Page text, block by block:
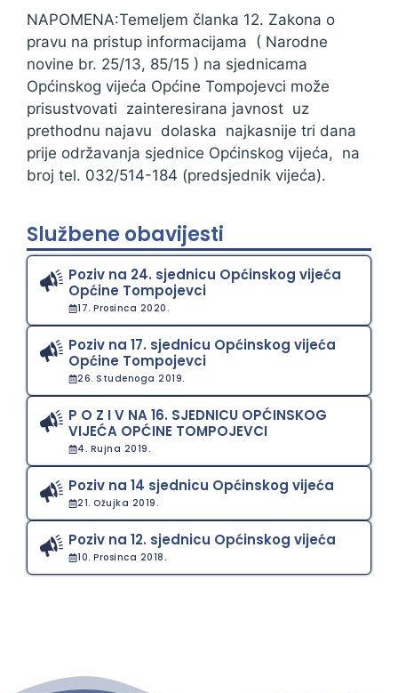
NAPOMENA:Temeljem članka 12. Zakona o
pravu na pristup informacijama ( Narodne
novine br. 25/13, 85/15 ) na sjednicama
Općinskog vijeća Općine Tompojevci može
prisustvovati zainteresirana javnost uz
prethodnu najavu dolaska najkasnije tri dana
prije održavanja sjednice Općinskog vijeća, na
broj tel. 032/514-184 (predsjednik vijeća).
Službene obavijesti
Poziv na 24. sjednicu Općinskog vijeća
Općine Tompojevci
17. Prosinca 2020.
Poziv na 17. sjednicu Općinskog vijeća
Općine Tompojevci
26. Studenoga 2019.
P O Z I V NA 16. SJEDNICU OPĆINSKOG
VIJEĆA OPĆINE TOMPOJEVCI
4. Rujna 2019.
Poziv na 14 sjednicu Općinskog vijeća
21. Ožujka 2019.
Poziv na 12. sjednicu Općinskog vijeća
10. Prosinca 2018.